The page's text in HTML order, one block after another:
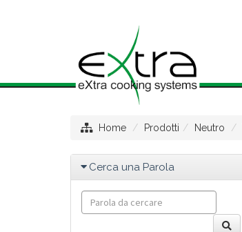
Home Prodotti Neutro
Cerca una Parola